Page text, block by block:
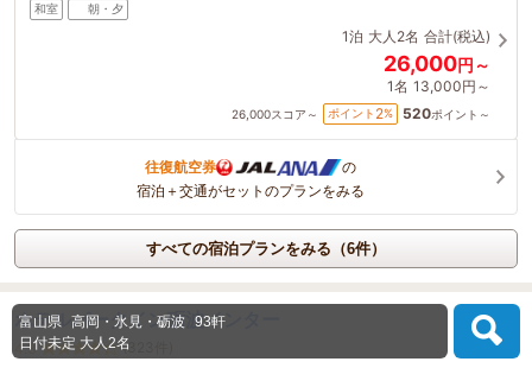
富山県 高岡・氷見・砺波
93軒
日付未定 大人2名
和室 朝・夕
1泊 大人2名 合計(税込)
26,000円～
1名 13,000円～
26,000スコア～ ポイント 2% 520ポイント～
往復航空券
の
宿泊＋交通がセットのプランをみる
すべての宿泊プランをみる（6件）
ホテルパークイン砺波インター
4.3 (323件)